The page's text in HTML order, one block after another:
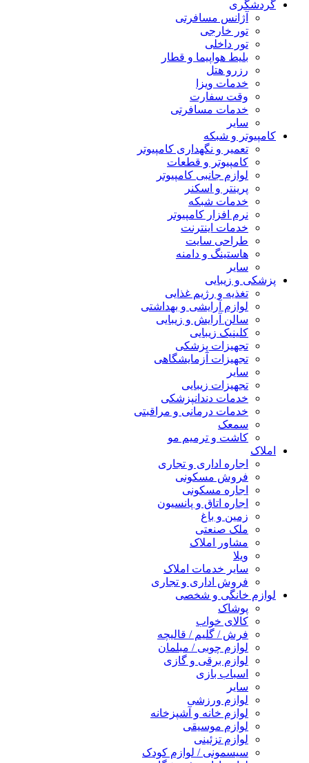
گردشگری
آژانس مسافرتی
تور خارجی
تور داخلی
بلیط هواپیما و قطار
رزرو هتل
خدمات ویزا
وقت سفارت
خدمات مسافرتی
سایر
کامپیوتر و شبکه
تعمیر و نگهداری کامپیوتر
کامپیوتر و قطعات
لوازم جانبی کامپیوتر
پرینتر و اسکنر
خدمات شبکه
نرم افزار کامپیوتر
خدمات اینترنت
طراحی سایت
هاستینگ و دامنه
سایر
پزشکی و زیبایی
تغذیه و رژیم غذایی
لوازم آرایشی و بهداشتی
سالن آرایش و زیبایی
کلینیک زیبایی
تجهیزات پزشکی
تجهیزات آزمایشگاهی
سایر
تجهیزات زیبایی
خدمات دندانپزشکی
خدمات درمانی و مراقبتی
سمعک
کاشت و ترمیم مو
املاک
اجاره اداری و تجاری
فروش مسکونی
اجاره مسکونی
اجاره اتاق و پانسیون
زمین و باغ
ملک صنعتی
مشاور املاک
ویلا
سایر خدمات املاک
فروش اداری و تجاری
لوازم خانگی و شخصی
پوشاک
کالای خواب
فرش / گلیم / قالیچه
لوازم چوبی / مبلمان
لوازم برقی و گازی
اسباب بازی
سایر
لوازم ورزشی
لوازم خانه و آشپزخانه
لوازم موسیقی
لوازم تزئینی
سیسمونی / لوازم کودک